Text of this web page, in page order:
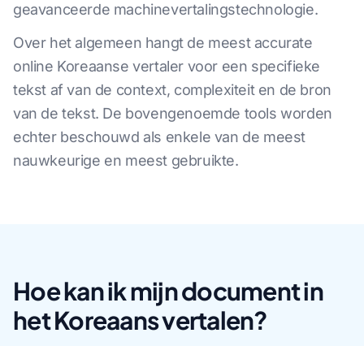
geavanceerde machinevertalingstechnologie.
Over het algemeen hangt de meest accurate
online Koreaanse vertaler voor een specifieke
tekst af van de context, complexiteit en de bron
van de tekst. De bovengenoemde tools worden
echter beschouwd als enkele van de meest
nauwkeurige en meest gebruikte.
Hoe kan ik mijn document in
het Koreaans vertalen?